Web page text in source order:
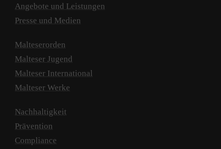
Angebote und Leistungen
Presse und Medien
Malteserorden
Malteser Jugend
Malteser International
Malteser Werke
Nachhaltigkeit
Prävention
Compliance